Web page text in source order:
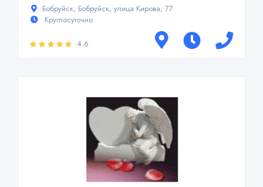
Бобруйск, Бобруйск, улица Кирова, 77
Круглосуточно
4.6